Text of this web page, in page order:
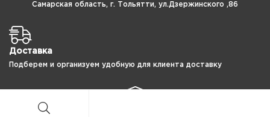
Самарская область, г. Тольятти, ул.Дзержинского ,86
Доставка
Подберем и организуем удобную для клиента доставку